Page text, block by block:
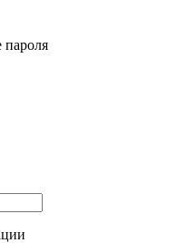
пароля